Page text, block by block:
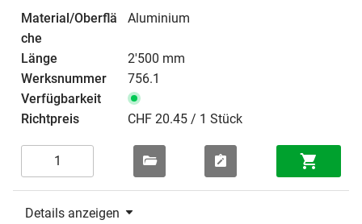
Aluminium
2'500 mm
756.1
CHF 20.45 / 1 Stück
Details anzeigen